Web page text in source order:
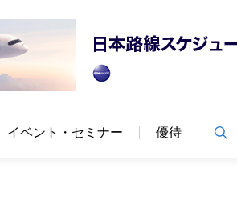
イベント・セミナー 優待